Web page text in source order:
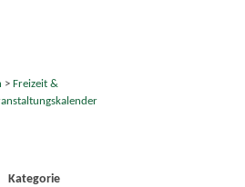
> Freizeit &
Kategorie